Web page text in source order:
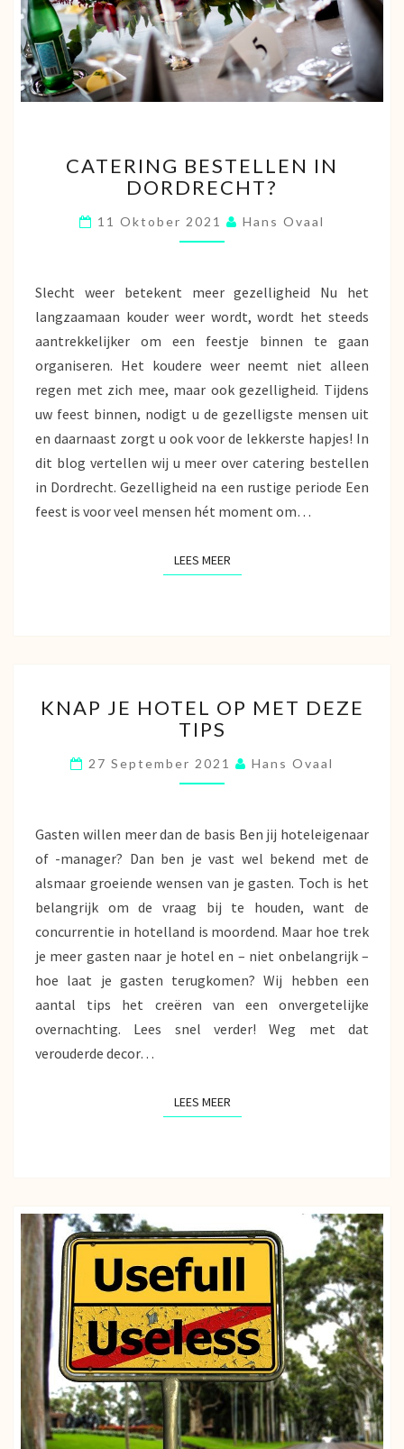
BESTELLEN
IN
CATERING BESTELLEN IN
DORDRECHT?
11 Oktober 2021 Hans Ovaal
Slecht weer betekent meer gezelligheid Nu het
langzaamaan kouder weer wordt, wordt het steeds
aantrekkelijker om een feestje binnen te gaan
organiseren. Het koudere weer neemt niet alleen
regen met zich mee, maar ook gezelligheid. Tijdens
uw feest binnen, nodigt u de gezelligste mensen uit
en daarnaast zorgt u ook voor de lekkerste hapjes! In
dit blog vertellen wij u meer over catering bestellen
in Dordrecht. Gezelligheid na een rustige periode Een
feest is voor veel mensen hét moment om…
LEES MEERLEES MEER
JE
HOTEL
MET
DEZE
KNAP JE HOTEL OP MET DEZE
TIPS
27 September 2021 Hans Ovaal
Gasten willen meer dan de basis Ben jij hoteleigenaar
of -manager? Dan ben je vast wel bekend met de
alsmaar groeiende wensen van je gasten. Toch is het
belangrijk om de vraag bij te houden, want de
concurrentie in hotelland is moordend. Maar hoe trek
je meer gasten naar je hotel en – niet onbelangrijk –
hoe laat je gasten terugkomen? Wij hebben een
aantal tips het creëren van een onvergetelijke
overnachting. Lees snel verder! Weg met dat
verouderde decor…
LEES MEERLEES MEER